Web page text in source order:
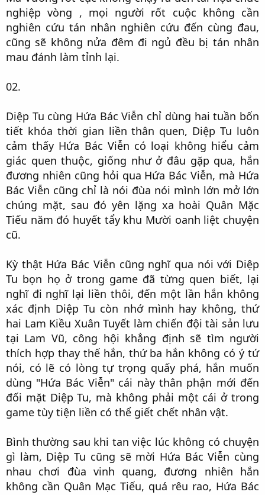
nghiệp vòng , mọi người rốt cuộc không cần
nghiên cứu tán nhân nghiên cứu đến cùng đau,
cũng sẽ không nửa đêm đi ngủ đều bị tán nhân
mau đánh làm tỉnh lại.​
02.​
Diệp Tu cùng Hứa Bác Viễn chỉ dùng hai tuần bốn
tiết khóa thời gian liền thân quen, Diệp Tu luôn
cảm thấy Hứa Bác Viễn có loại không hiểu cảm
giác quen thuộc, giống như ở đâu gặp qua, hắn
đương nhiên cũng hỏi qua Hứa Bác Viễn, mà Hứa
Bác Viễn cũng chỉ là nói đùa nói mình lớn mở lớn
chúng mặt, sau đó yên lặng xa hoài Quân Mặc
Tiếu năm đó huyết tẩy khu Mười oanh liệt chuyện
cũ.​
Kỳ thật Hứa Bác Viễn cũng nghĩ qua nói với Diệp
Tu bọn họ ở trong game đã từng quen biết, lại
nghĩ đi nghĩ lại liền thôi, đến một lần hắn không
xác định Diệp Tu còn nhớ mình hay không, thứ
hai Lam Kiều Xuân Tuyết làm chiến đội tài sản lưu
tại Lam Vũ, công hội khẳng định sẽ tìm người
thích hợp thay thế hắn, thứ ba hắn không có ý tứ
nói, có lẽ có lòng tự trọng quấy phá, hắn muốn
dùng "Hứa Bác Viễn" cái này thân phận mới đến
đối mặt Diệp Tu, mà không phải một cái ở trong
game tùy tiện liền có thể giết chết nhân vật.​
Bình thường sau khi tan việc lúc không có chuyện
gì làm, Diệp Tu cũng sẽ mời Hứa Bác Viễn cùng
nhau chơi đùa vinh quang, đương nhiên hắn
không cần Quân Mạc Tiếu, quá rêu rao, Hứa Bác